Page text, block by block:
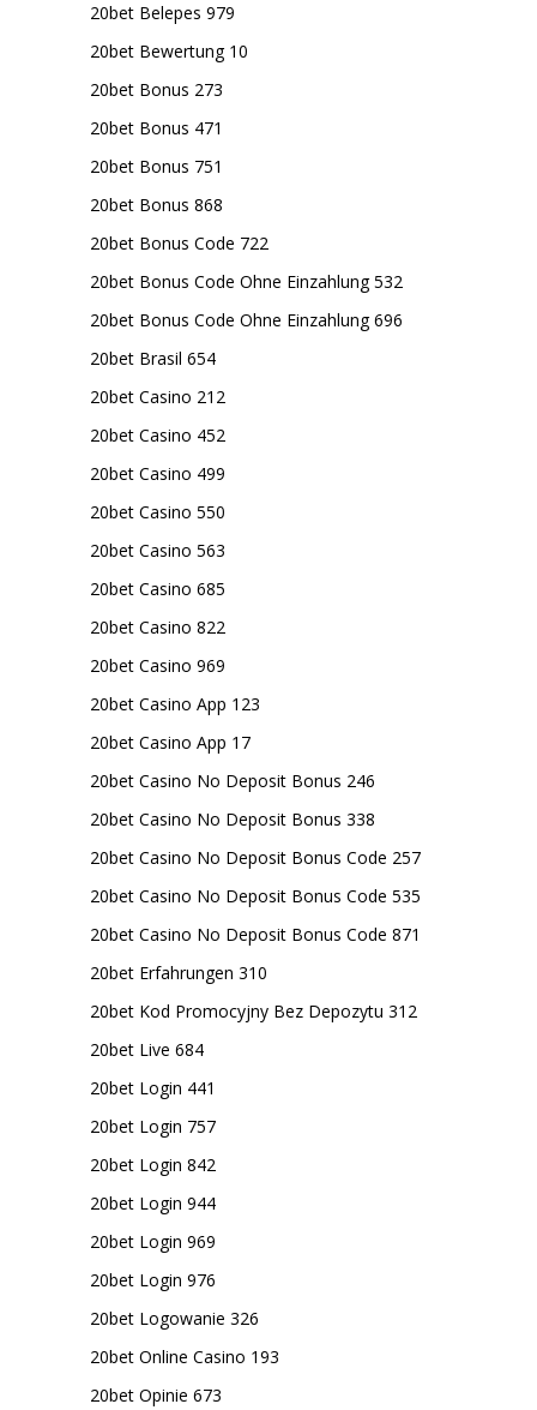
20bet Belepes 979
20bet Bewertung 10
20bet Bonus 273
20bet Bonus 471
20bet Bonus 751
20bet Bonus 868
20bet Bonus Code 722
20bet Bonus Code Ohne Einzahlung 532
20bet Bonus Code Ohne Einzahlung 696
20bet Brasil 654
20bet Casino 212
20bet Casino 452
20bet Casino 499
20bet Casino 550
20bet Casino 563
20bet Casino 685
20bet Casino 822
20bet Casino 969
20bet Casino App 123
20bet Casino App 17
20bet Casino No Deposit Bonus 246
20bet Casino No Deposit Bonus 338
20bet Casino No Deposit Bonus Code 257
20bet Casino No Deposit Bonus Code 535
20bet Casino No Deposit Bonus Code 871
20bet Erfahrungen 310
20bet Kod Promocyjny Bez Depozytu 312
20bet Live 684
20bet Login 441
20bet Login 757
20bet Login 842
20bet Login 944
20bet Login 969
20bet Login 976
20bet Logowanie 326
20bet Online Casino 193
20bet Opinie 673